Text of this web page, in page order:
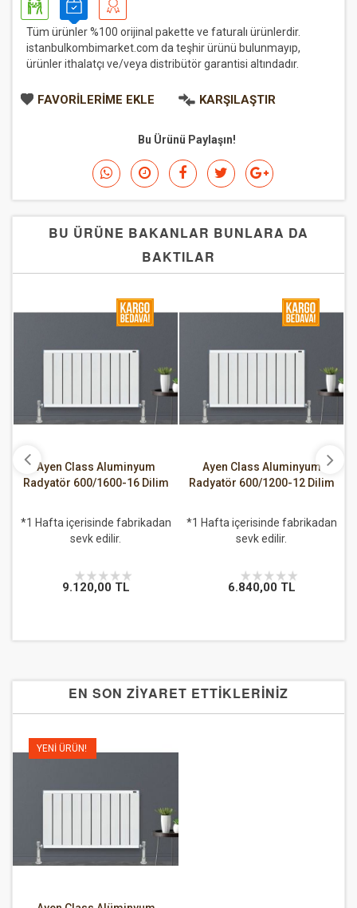
Tüm ürünler %100 orijinal pakette ve faturalı ürünlerdir.
istanbulkombimarket.com da teşhir ürünü bulunmayıp,
ürünler ithalatçı ve/veya distribütör garantisi altındadır.
FAVORILERIME EKLE KARŞILAŞTIR
Bu Ürünü Paylaşın!
BU ÜRÜNE BAKANLAR BUNLARA DA
BAKTILAR
Ayen Class Aluminyum
Radyatör 600/1600-16 Dilim
*1 Hafta içerisinde fabrikadan
sevk edilir.
9.120,00 TL
Ayen Class Aluminyum
Radyatör 600/1200-12 Dilim
*1 Hafta içerisinde fabrikadan
sevk edilir.
6.840,00 TL
EN SON ZİYARET ETTİKLERİNİZ
YENI ÜRÜN!